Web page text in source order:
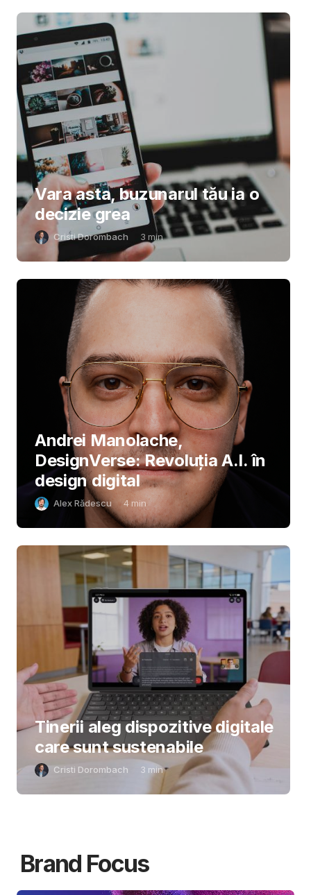
Vara asta, buzunarul tău ia o
decizie grea
Cristi Dorombach 3 min
Andrei Manolache,
DesignVerse: Revoluția A.I. în
design digital
Alex Rădescu 4 min
Tinerii aleg dispozitive digitale
care sunt sustenabile
Cristi Dorombach 3 min
Brand Focus